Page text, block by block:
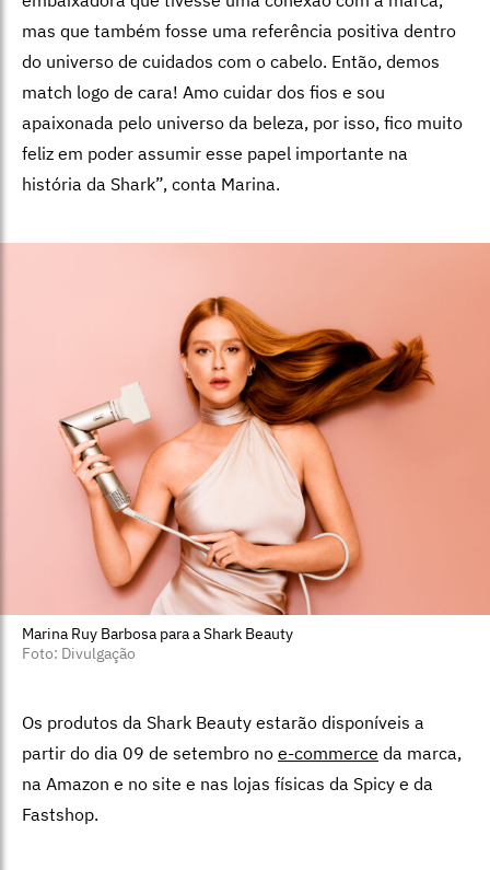
mas que também fosse uma referência positiva dentro
do universo de cuidados com o cabelo. Então, demos
match logo de cara! Amo cuidar dos fios e sou
apaixonada pelo universo da beleza, por isso, fico muito
feliz em poder assumir esse papel importante na
história da Shark”, conta Marina.
Marina Ruy Barbosa para a Shark Beauty
Foto: Divulgação
Os produtos da Shark Beauty estarão disponíveis a
partir do dia 09 de setembro no e-commerce da marca,
na Amazon e no site e nas lojas físicas da Spicy e da
Fastshop.